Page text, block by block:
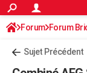
ACTUALITÉS
Politique
Société
Faits Divers
Education
Monde
Villes
+
Forum Forum
Sujet Précédent